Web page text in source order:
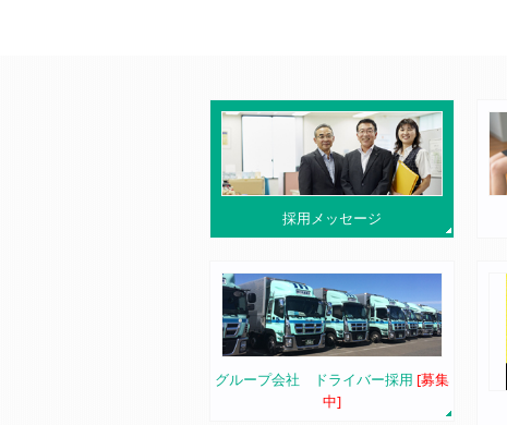
採用メッセージ
グループ会社 ドライバー採用 [募集
中]